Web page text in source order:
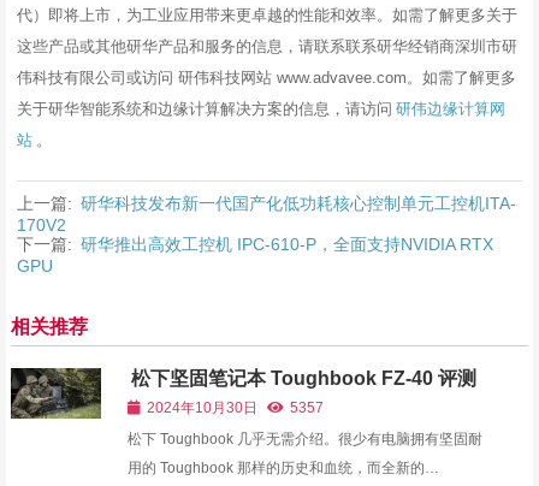
代）即将上市，为工业应用带来更卓越的性能和效率。如需了解更多关于
这些产品或其他研华产品和服务的信息，请联系联系研华经销商深圳市研
伟科技有限公司或访问 研伟科技网站 www.advavee.com。如需了解更多
关于研华智能系统和边缘计算解决方案的信息，请访问 研伟边缘计算网
站 。
上一篇: 研华科技发布新一代国产化低功耗核心控制单元工控机ITA-
170V2
下一篇: 研华推出高效工控机 IPC-610-P，全面支持NVIDIA RTX
GPU
相关推荐
松下坚固笔记本 Toughbook FZ-40 评测
2024年10月30日
5357
松下 Toughbook 几乎无需介绍。很少有电脑拥有坚固耐
用的 Toughbook 那样的历史和血统，而全新的